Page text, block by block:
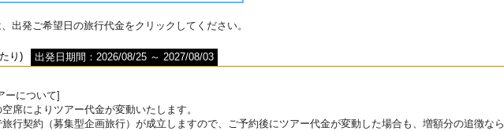
出発ご希望日の旅行代金をクリックしてください。
り)
出発日期間：2026/08/25 ～ 2027/08/03
ーについて]
席によりツアー代金が変動いたします。
行契約（募集型企画旅行）が成立しますので、ご予約後にツアー代金が変動した場合も、増額分の追徴なら